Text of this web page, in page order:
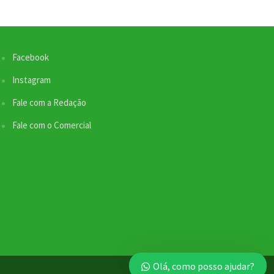
Facebook
Instagram
Fale com a Redação
Fale com o Comercial
Olá, como posso ajudar?